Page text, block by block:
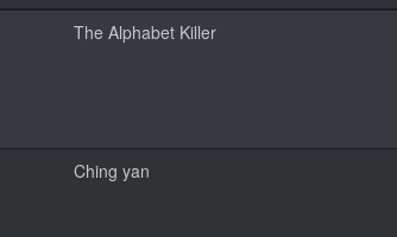
The Alphabet Killer
Ching yan